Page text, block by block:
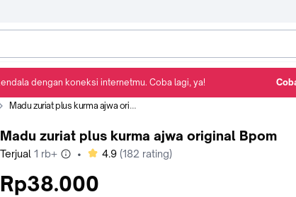
Madu zuriat plus kurma ajwa original Bpom
Madu zuriat plus kurma ajwa original Bpom
Terjual 1 rb+ • bintang
4.9 (182 rating)
Rp38.000
dengan koneksi internetmu. Coba lagi, ya!